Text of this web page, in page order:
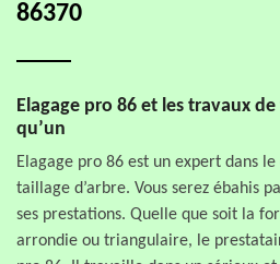
86370
Elagage pro 86 et les travaux
qu’un
Elagage pro 86 est un expert dans
taillage d’arbre. Vous serez ébahis
ses prestations. Quelle que soit la
arrondie ou triangulaire, le